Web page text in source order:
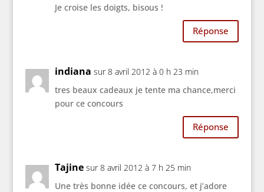
Je croise les doigts, bisous !
Réponse
indiana sur 8 avril 2012 à 0 h 23 min
tres beaux cadeaux je tente ma chance,merci
pour ce concours
Réponse
Tajine sur 8 avril 2012 à 7 h 25 min
Une très bonne idée ce concours, et j’adore